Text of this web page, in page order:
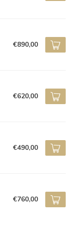
€890,00
€620,00
€490,00
€760,00